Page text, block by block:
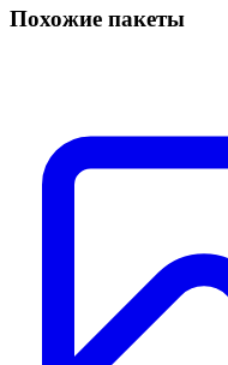
Похожие пакеты